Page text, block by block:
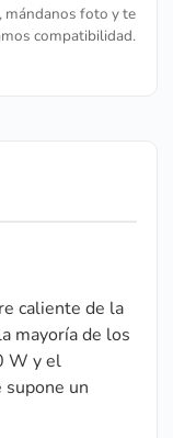
mándanos foto y te
compatibilidad.
caliente de la
mayoría de los
W y el
un